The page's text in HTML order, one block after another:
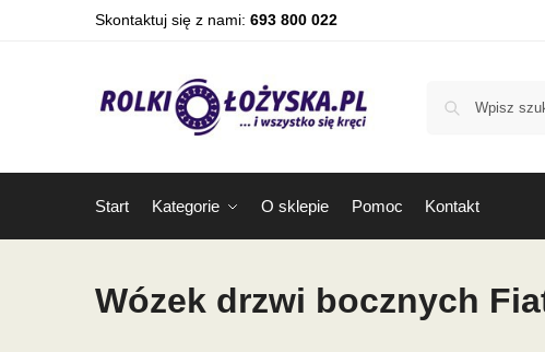
Skontaktuj się z nami: 693 800 022
Start Kategorie O sklepie Pomoc Kontakt
Wózek drzwi bocznych